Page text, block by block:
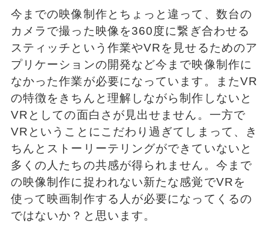
今までの映像制作とちょっと違って、数台の
カメラで撮った映像を360度に繋ぎ合わせる
スティッチという作業やVRを見せるためのア
プリケーションの開発など今まで映像制作に
なかった作業が必要になっています。またVR
の特徴をきちんと理解しながら制作しないと
VRとしての面白さが見出せません。一方で
VRということにこだわり過ぎてしまって、き
ちんとストーリーテリングができていないと
多くの人たちの共感が得られません。今まで
の映像制作に捉われない新たな感覚でVRを
使って映画制作する人が必要になってくるの
ではないか？と思います。